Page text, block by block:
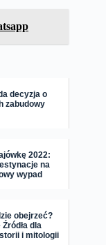
decyzja o
zabudowy
2022:
na
wypad
obejrzeć?
dla
i mitologii